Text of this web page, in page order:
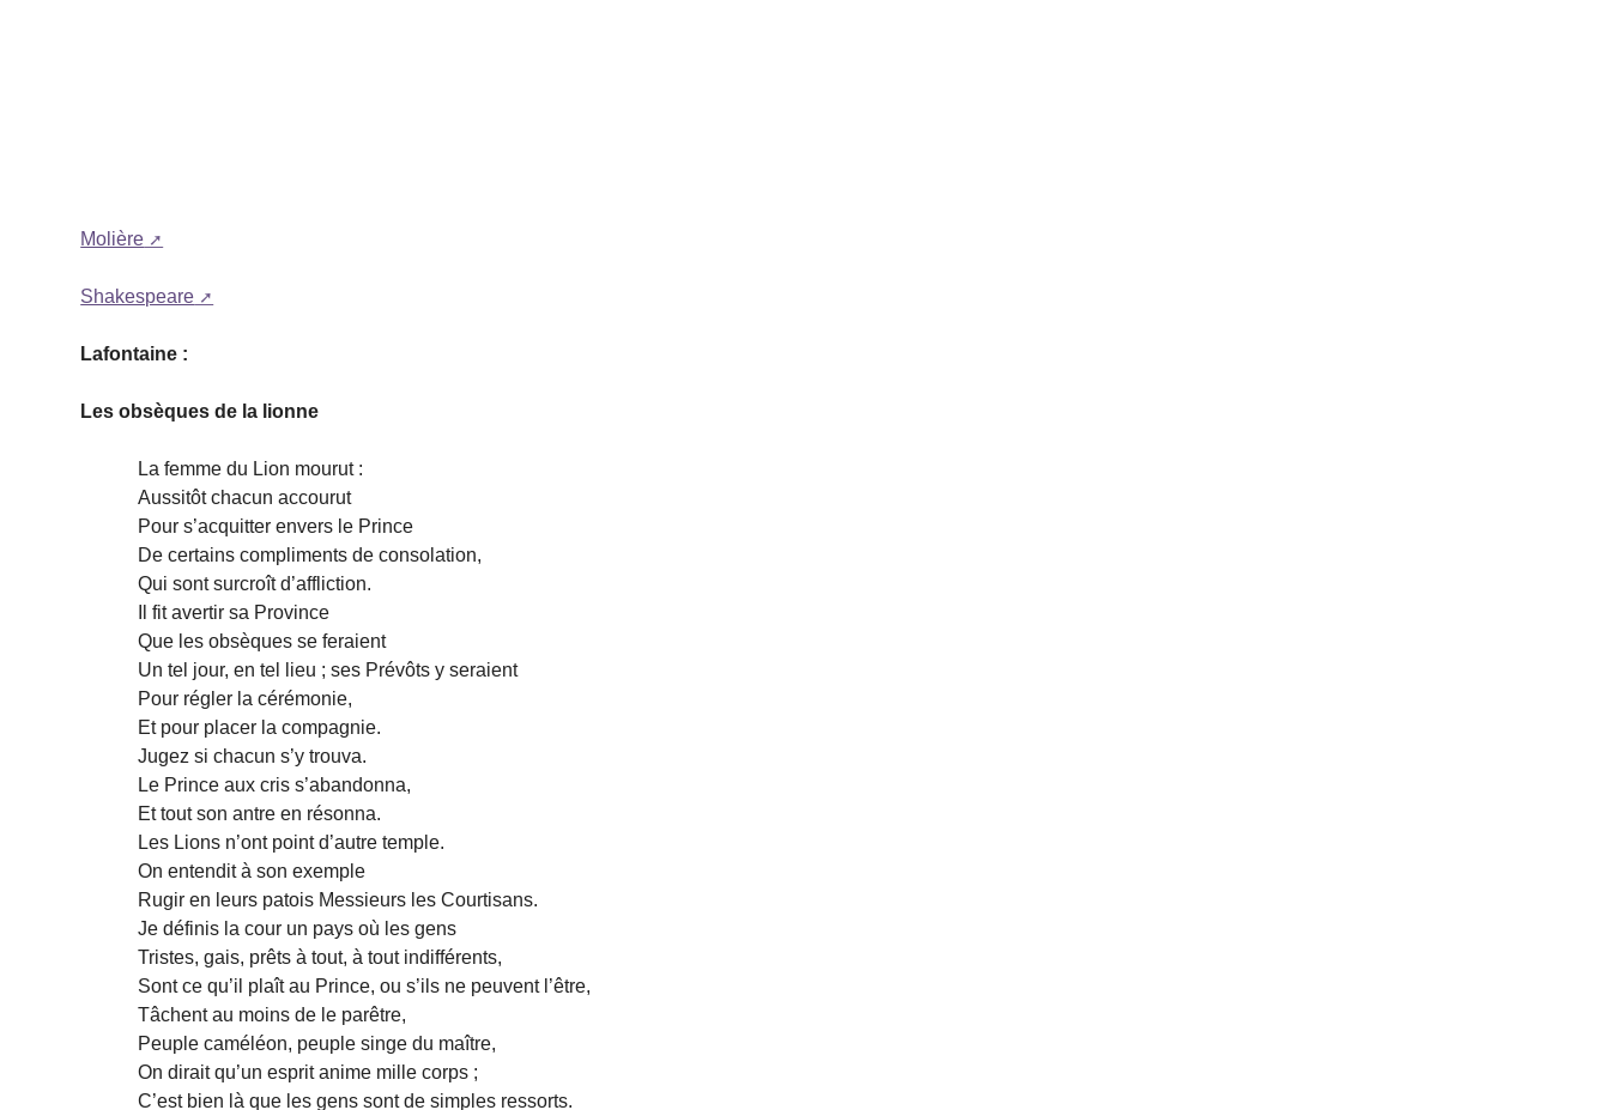
Molière
Shakespeare
Lafontaine :
Les obsèques de la lionne
La femme du Lion mourut :
Aussitôt chacun accourut
Pour s’acquitter envers le Prince
De certains compliments de consolation,
Qui sont surcroît d’affliction.
Il fit avertir sa Province
Que les obsèques se feraient
Un tel jour, en tel lieu ; ses Prévôts y seraient
Pour régler la cérémonie,
Et pour placer la compagnie.
Jugez si chacun s’y trouva.
Le Prince aux cris s’abandonna,
Et tout son antre en résonna.
Les Lions n’ont point d’autre temple.
On entendit à son exemple
Rugir en leurs patois Messieurs les Courtisans.
Je définis la cour un pays où les gens
Tristes, gais, prêts à tout, à tout indifférents,
Sont ce qu’il plaît au Prince, ou s’ils ne peuvent l’être,
Tâchent au moins de le parêtre,
Peuple caméléon, peuple singe du maître,
On dirait qu’un esprit anime mille corps ;
C’est bien là que les gens sont de simples ressorts.